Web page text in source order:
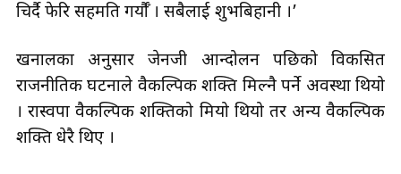
चिर्दै फेरि सहमति गर्यौँ । सबैलाई शुभबिहानी ।’
खनालका अनुसार जेनजी आन्दोलन पछिको विकसित
राजनीतिक घटनाले वैकल्पिक शक्ति मिल्नै पर्ने अवस्था थियो
। रास्वपा वैकल्पिक शक्तिको मियो थियो तर अन्य वैकल्पिक
शक्ति धेरै थिए ।